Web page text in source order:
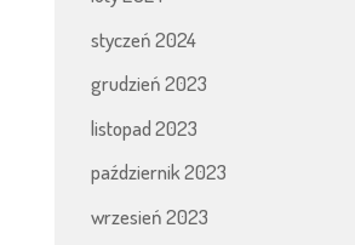
styczeń 2024
grudzień 2023
listopad 2023
październik 2023
wrzesień 2023